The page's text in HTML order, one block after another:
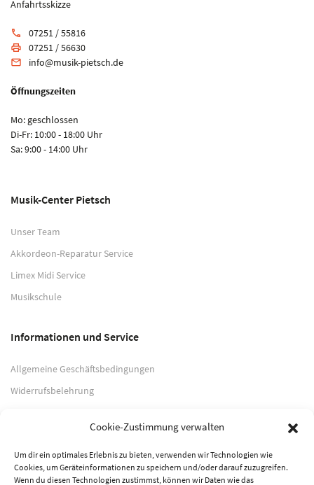
Cookie-Zustimmung verwalten
Um dir ein optimales Erlebnis zu bieten, verwenden wir Technologien wie
Cookies, um Geräteinformationen zu speichern und/oder darauf zuzugreifen.
Wenn du diesen Technologien zustimmst, können wir Daten wie das
Anfahrtsskizze
phone 07251 / 55816
print 07251 / 56630
email info@musik-pietsch.de
Öffnungszeiten
Mo: geschlossen
Di-Fr: 10:00 - 18:00 Uhr
Sa: 9:00 - 14:00 Uhr
Musik-Center Pietsch
Unser Team
Akkordeon-Reparatur Service
Limex Midi Service
Musikschule
Informationen und Service
Allgemeine Geschäftsbedingungen
Widerrufsbelehrung
Datenschutzerklärung
Zahlungsarten